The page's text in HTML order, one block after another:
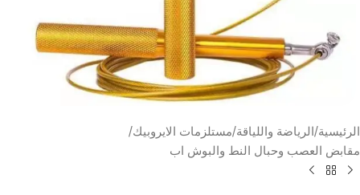
الرئيسية/الرياضة واللياقة/مستلزمات الايروبيك/
مقابض العصب وحبال النط والبوش اب